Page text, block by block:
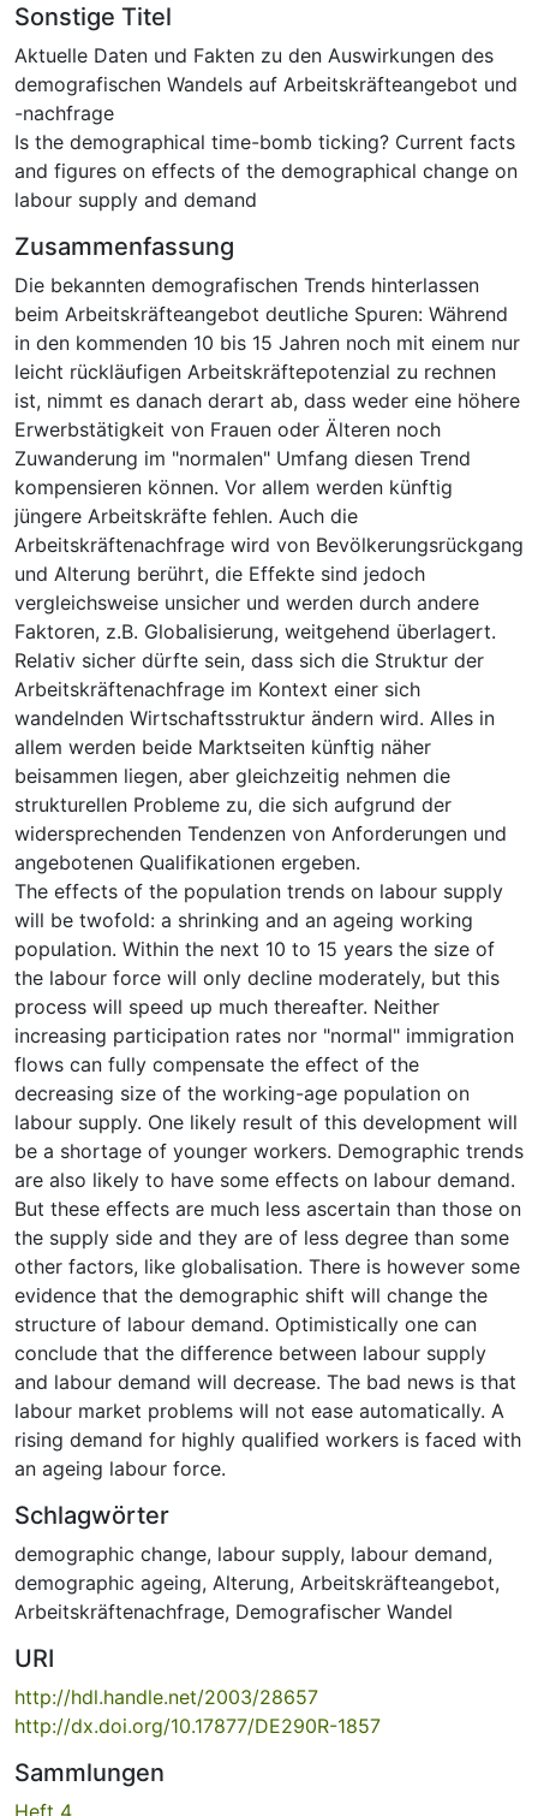
Sonstige Titel
Aktuelle Daten und Fakten zu den Auswirkungen des
demografischen Wandels auf Arbeitskräfteangebot und
-nachfrage
Is the demographical time-bomb ticking? Current facts
and figures on effects of the demographical change on
labour supply and demand
Zusammenfassung
Die bekannten demografischen Trends hinterlassen
beim Arbeitskräfteangebot deutliche Spuren: Während
in den kommenden 10 bis 15 Jahren noch mit einem nur
leicht rückläufigen Arbeitskräftepotenzial zu rechnen
ist, nimmt es danach derart ab, dass weder eine höhere
Erwerbstätigkeit von Frauen oder Älteren noch
Zuwanderung im "normalen" Umfang diesen Trend
kompensieren können. Vor allem werden künftig
jüngere Arbeitskräfte fehlen. Auch die
Arbeitskräftenachfrage wird von Bevölkerungsrückgang
und Alterung berührt, die Effekte sind jedoch
vergleichsweise unsicher und werden durch andere
Faktoren, z.B. Globalisierung, weitgehend überlagert.
Relativ sicher dürfte sein, dass sich die Struktur der
Arbeitskräftenachfrage im Kontext einer sich
wandelnden Wirtschaftsstruktur ändern wird. Alles in
allem werden beide Marktseiten künftig näher
beisammen liegen, aber gleichzeitig nehmen die
strukturellen Probleme zu, die sich aufgrund der
widersprechenden Tendenzen von Anforderungen und
angebotenen Qualifikationen ergeben.
The effects of the population trends on labour supply
will be twofold: a shrinking and an ageing working
population. Within the next 10 to 15 years the size of
the labour force will only decline moderately, but this
process will speed up much thereafter. Neither
increasing participation rates nor "normal" immigration
flows can fully compensate the effect of the
decreasing size of the working-age population on
labour supply. One likely result of this development will
be a shortage of younger workers. Demographic trends
are also likely to have some effects on labour demand.
But these effects are much less ascertain than those on
the supply side and they are of less degree than some
other factors, like globalisation. There is however some
evidence that the demographic shift will change the
structure of labour demand. Optimistically one can
conclude that the difference between labour supply
and labour demand will decrease. The bad news is that
labour market problems will not ease automatically. A
rising demand for highly qualified workers is faced with
an ageing labour force.
Schlagwörter
demographic change, labour supply, labour demand,
demographic ageing, Alterung, Arbeitskräfteangebot,
Arbeitskräftenachfrage, Demografischer Wandel
URI
http://hdl.handle.net/2003/28657
http://dx.doi.org/10.17877/DE290R-1857
Sammlungen
Heft 4